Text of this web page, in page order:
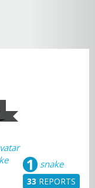
snake
1
33 REPORTS